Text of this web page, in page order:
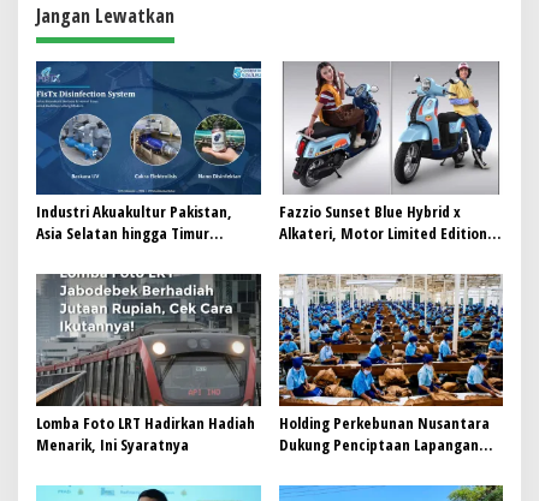
i
p
o
s
Jangan Lewatkan
Industri Akuakultur Pakistan,
Asia Selatan hingga Timur
Terlengkap dari Indonesia
Fazzio Sunset Blue Hybrid x
Alkateri, Motor Limited Edition
Future Lo
Lomba Foto LRT Hadirkan Hadiah
Menarik, Ini Syaratnya
Holding Perkebunan Nusantara
Dukung Penciptaan Lapangan
Pekerja di Pabrik Tembakau